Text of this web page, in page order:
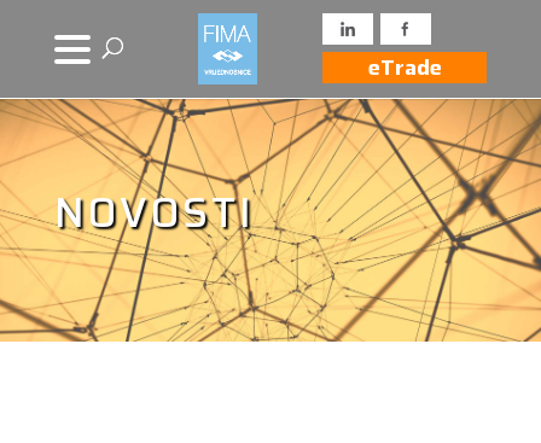
eTrade
NOVOSTI